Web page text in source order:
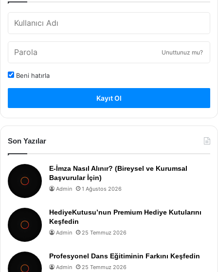
Unuttunuz mu?
Beni hatırla
Kayıt Ol
Son Yazılar
E-İmza Nasıl Alınır? (Bireysel ve Kurumsal
Başvurular İçin)
Admin 1 Ağustos 2026
HediyeKutusu’nun Premium Hediye Kutularını
Keşfedin
Admin 25 Temmuz 2026
Profesyonel Dans Eğitiminin Farkını Keşfedin
Admin 25 Temmuz 2026